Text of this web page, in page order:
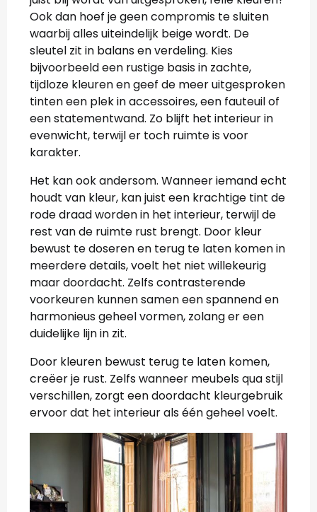
Ook dan hoef je geen compromis te sluiten
waarbij alles uiteindelijk beige wordt. De
sleutel zit in balans en verdeling. Kies
bijvoorbeeld een rustige basis in zachte,
tijdloze kleuren en geef de meer uitgesproken
tinten een plek in accessoires, een fauteuil of
een statementwand. Zo blijft het interieur in
evenwicht, terwijl er toch ruimte is voor
karakter.
Het kan ook andersom. Wanneer iemand echt
houdt van kleur, kan juist een krachtige tint de
rode draad worden in het interieur, terwijl de
rest van de ruimte rust brengt. Door kleur
bewust te doseren en terug te laten komen in
meerdere details, voelt het niet willekeurig
maar doordacht. Zelfs contrasterende
voorkeuren kunnen samen een spannend en
harmonieus geheel vormen, zolang er een
duidelijke lijn in zit.
Door kleuren bewust terug te laten komen,
creëer je rust. Zelfs wanneer meubels qua stijl
verschillen, zorgt een doordacht kleurgebruik
ervoor dat het interieur als één geheel voelt.